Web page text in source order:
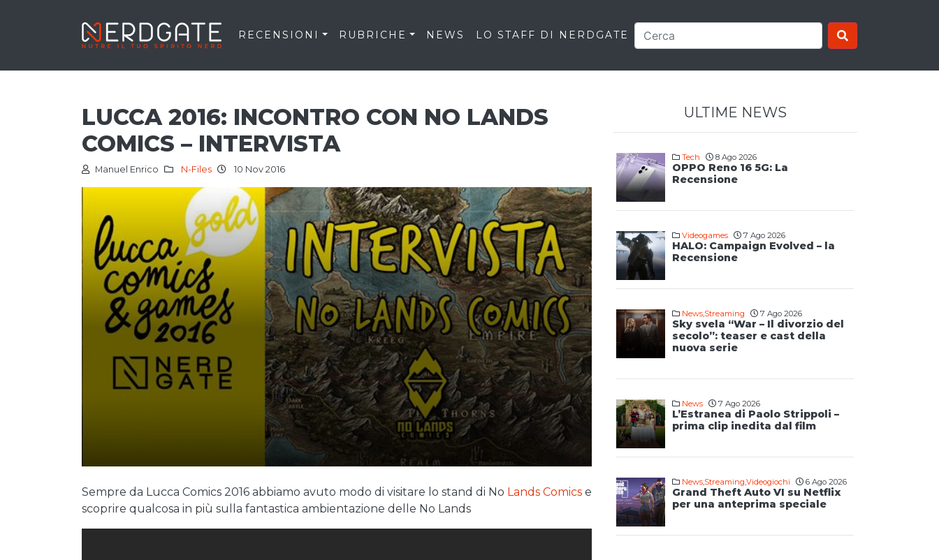
RECENSIONI RUBRICHE NEWS LO STAFF DI NERDGATE
LUCCA 2016: INCONTRO CON NO LANDS
COMICS – INTERVISTA
Manuel Enrico N-Files 10 Nov 2016
Sempre da Lucca Comics 2016 abbiamo avuto modo di visitare lo stand di No Lands Comics e
scoprire qualcosa in più sulla fantastica ambientazione delle No Lands
ULTIME NEWS
Tech 8 Ago 2026
OPPO Reno 16 5G: La
Recensione
Videogames 7 Ago 2026
HALO: Campaign Evolved – la
Recensione
News,Streaming 7 Ago 2026
Sky svela “War – Il divorzio del
secolo”: teaser e cast della
nuova serie
News 7 Ago 2026
L’Estranea di Paolo Strippoli –
prima clip inedita dal film
News,Streaming,Videogiochi 6 Ago 2026
Grand Theft Auto VI su Netflix
per una anteprima speciale